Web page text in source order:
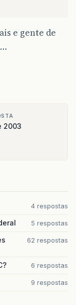
e gente de
2003
4 respostas
5 respostas
62 respostas
6 respostas
9 respostas